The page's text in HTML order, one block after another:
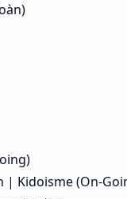
| Kidoisme (On-